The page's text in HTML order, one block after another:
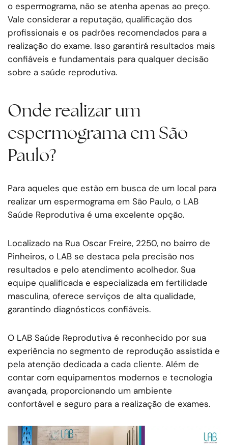
o espermograma, não se atenha apenas ao preço.
Vale considerar a reputação, qualificação dos
profissionais e os padrões recomendados para a
realização do exame. Isso garantirá resultados mais
confiáveis e fundamentais para qualquer decisão
sobre a saúde reprodutiva.
Onde realizar um
espermograma em São
Paulo?
Para aqueles que estão em busca de um local para
realizar um espermograma em São Paulo, o LAB
Saúde Reprodutiva é uma excelente opção.
Localizado na Rua Oscar Freire, 2250, no bairro de
Pinheiros, o LAB se destaca pela precisão nos
resultados e pelo atendimento acolhedor. Sua
equipe qualificada e especializada em fertilidade
masculina, oferece serviços de alta qualidade,
garantindo diagnósticos confiáveis.
O LAB Saúde Reprodutiva é reconhecido por sua
experiência no segmento de reprodução assistida e
pela atenção dedicada a cada cliente. Além de
contar com equipamentos modernos e tecnologia
avançada, proporcionando um ambiente
confortável e seguro para a realização de exames.